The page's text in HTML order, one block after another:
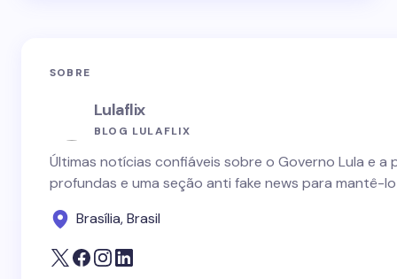
SOBRE
Lulaflix
BLOG LULAFLIX
Últimas notícias confiáveis sobre o Governo Lula e
profundas e uma seção anti fake news para mantê-
Brasília, Brasil